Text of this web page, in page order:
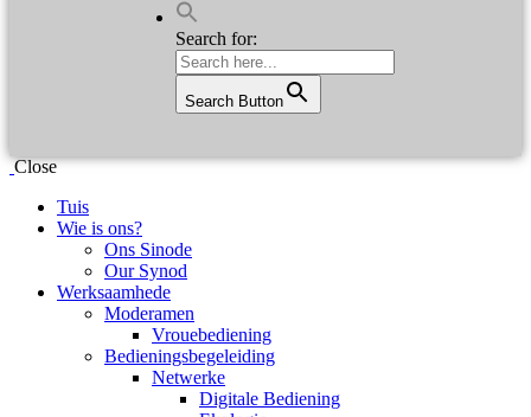
Search for:
Search Button
Close
Tuis
Wie is ons?
Ons Sinode
Our Synod
Werksaamhede
Moderamen
Vrouebediening
Bedieningsbegeleiding
Netwerke
Digitale Bediening